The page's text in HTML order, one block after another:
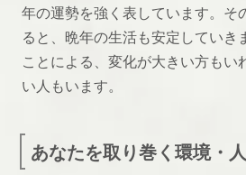
年の運勢を強く表しています。そ
ると、晩年の生活も安定していき
ことによる、変化が大きい方もい
い人もいます。
あなたを取り巻く環境・